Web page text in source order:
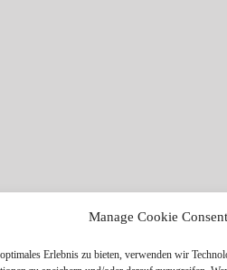
Manage Cookie Consent
Erlebnis zu bieten, verwenden wir